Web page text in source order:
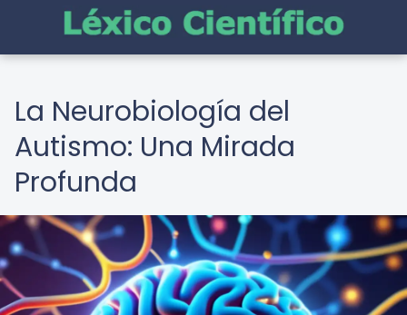
La Neurobiología del
Autismo: Una Mirada
Profunda